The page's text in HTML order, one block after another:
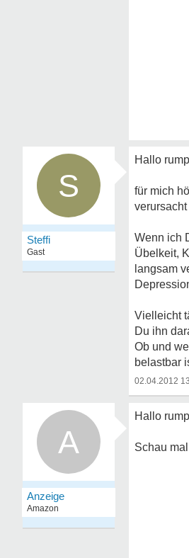
S
Steffi
Gast
Hallo
für mich
Wenn ich
Übelkeit,
langsam
Vielleicht
Du ihn
Ob und
belastbar
02.04.2012
A
Hallo